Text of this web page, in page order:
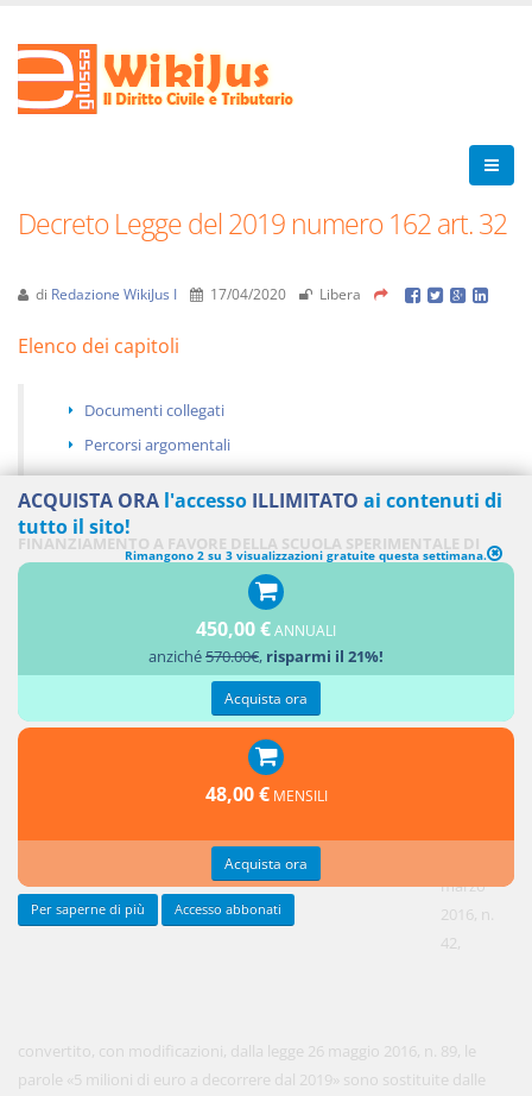
Decreto Legge del 2019 numero 162 art. 32
di Redazione WikiJus I 17/04/2020 Libera
Elenco dei capitoli
Documenti collegati
Percorsi argomentali
FINANZIAMENTO A FAVORE DELLA SCUOLA SPERIMENTALE DI
DOTTORATO INTERNAZIONALE GRAN SASSO SCIENCE INSTITUTE
E DELL'AZIENDA PUBBLICA DI SERVIZI ALLA PERSONA - ISTITUTO
DEGLI INNOCENTI DI FIRENZE(Rubrica così modificata dalla legge di
conversione 28 febbraio 2020, n. 8)
All'articolo
marzo
2016, n.
42,
convertito, con modificazioni, dalla legge 26 maggio 2016, n. 89, le
parole «5 milioni di euro a decorrere dal 2019» sono sostituite dalle
ACQUISTA ORA l'accesso ILLIMITATO ai contenuti di
tutto il sito!
Rimangono 2 su 3 visualizzazioni gratuite questa settimana.
450,00 €ANNUALI
anziché570.00€, risparmi il 21%!
Acquista ora
48,00 € MENSILI
Acquista ora
Per saperne di più Accesso abbonati